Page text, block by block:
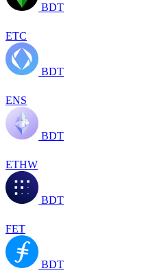
BDT
ETC
BDT
ENS
BDT
ETHW
BDT
FET
BDT